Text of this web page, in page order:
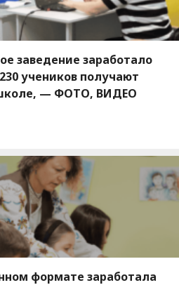
заведение заработало
учеников получают
— ФОТО, ВИДЕО
формате заработала